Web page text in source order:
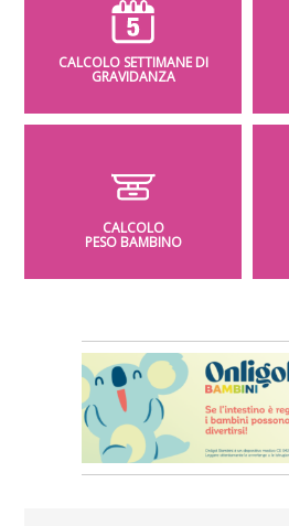
CALCOLO SETTIMANE DI
GRAVIDANZA
CALCOLO
PESO BAMBINO